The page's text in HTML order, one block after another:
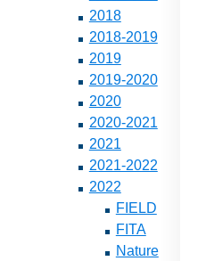
2018
2018-2019
2019
2019-2020
2020
2020-2021
2021
2021-2022
2022
FIELD
FITA
Nature